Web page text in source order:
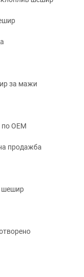
за мажи
OEM
продажба
шешир